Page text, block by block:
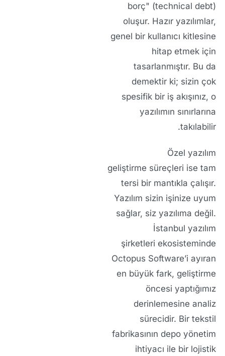
borç" (technical debt)
oluşur. Hazır yazılımlar,
genel bir kullanıcı kitlesine
hitap etmek için
tasarlanmıştır. Bu da
demektir ki; sizin çok
spesifik bir iş akışınız, o
yazılımın sınırlarına
takılabilir.
Özel yazılım
geliştirme süreçleri ise tam
tersi bir mantıkla çalışır.
Yazılım sizin işinize uyum
sağlar, siz yazılıma değil.
İstanbul yazılım
şirketleri ekosisteminde
Octopus Software’i ayıran
en büyük fark, geliştirme
öncesi yaptığımız
derinlemesine analiz
sürecidir. Bir tekstil
fabrikasının depo yönetim
ihtiyacı ile bir lojistik